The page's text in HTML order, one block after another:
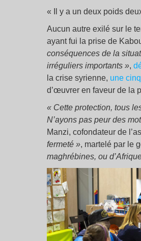
« Il y a un deux poids
Aucun autre exilé sur le
ayant fui la prise de
conséquences de la
irréguliers importants »,
la crise syrienne, une
d’œuvrer en faveur de la
« Cette protection, tous
N’ayons pas peur des
Manzi, cofondateur de
fermeté », martelé par le
maghrébines, ou